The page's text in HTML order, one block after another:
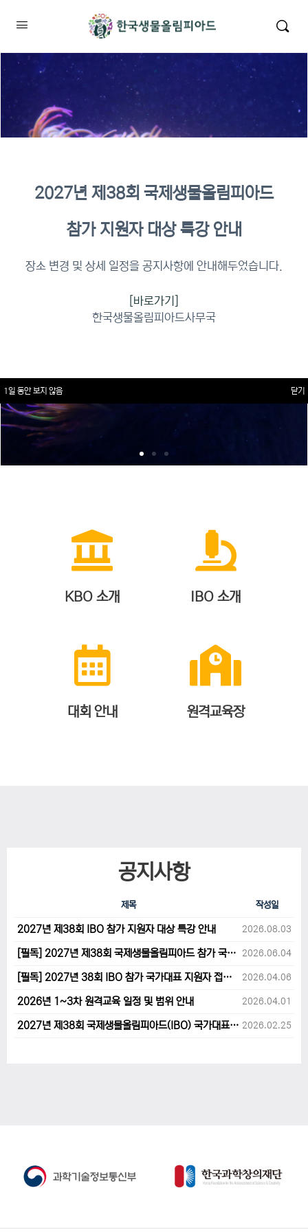
이수증명서 확인 바로가기
KBO 소개 IBO 소개
대회 안내 원격교육장
공지사항
제목 작성일
2027년 제38회 IBO 참가 지원자 대상 특강 안내 2026.08.03
[필독] 2027년 제38회 국제생물올림피아드 참가 국가대표 1차후보자 선발고사 범위 및 일정 안내 2026.06.04
[필독] 2027년 38회 IBO 참가 국가대표 지원자 접수 마감 및 원격교육 관련 공지사항 안내입니다. 2026.04.06
2026년 1~3차 원격교육 일정 및 범위 안내 2026.04.01
2027년 제38회 국제생물올림피아드(IBO) 국가대표 후보자 지원 안내 2026.02.25
2027년 제38회 국제생물올림피아드
참가 지원자 대상 특강 안내
장소 변경 및 상세 일정을 공지사항에 안내해두었습니다.
[바로가기]
한국생물올림피아드사무국
1일 동안 보지 않음 닫기